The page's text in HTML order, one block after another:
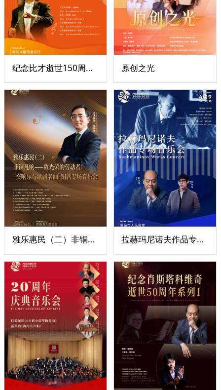
纪念比才逝世150周年音乐会 原创之光
雅乐惠民（二）非铜凡响——致光荣的劳动者！“交响乐与歌剧名曲”铜管专场音乐会 拉赫玛尼诺夫作品专场音乐会